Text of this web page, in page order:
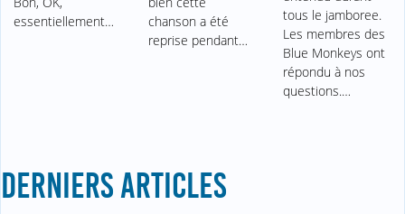
essentiellement…
chanson a été
reprise pendant…
tous le jamboree.
Les membres des
Blue Monkeys ont
répondu à nos
questions.…
DERNIERS ARTICLES